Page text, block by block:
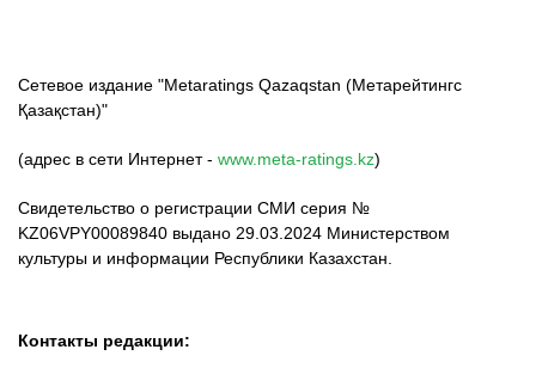
Сетевое издание "Metaratings Qazaqstan (Метарейтингс
Қазақстан)"
(адрес в сети Интернет - www.meta-ratings.kz)
Свидетельство о регистрации СМИ серия №
KZ06VPY00089840 выдано 29.03.2024 Министерством
культуры и информации Республики Казахстан.
Контакты редакции: